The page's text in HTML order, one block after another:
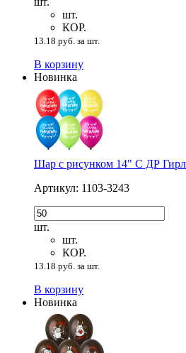
шт.
КОР.
13.18 руб. за шт.
В корзину
Новинка
Шар с рисунком 14" С ДР
Артикул: 1103-3243
шт.
шт.
КОР.
13.18 руб. за шт.
В корзину
Новинка